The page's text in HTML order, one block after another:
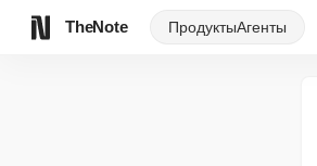
TheNote ПродуктыАгенты